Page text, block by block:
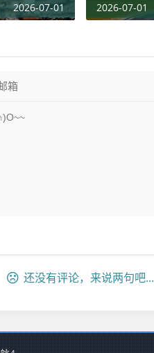
2026-07-01 2026-07-01
还没有评论，来说两句吧...